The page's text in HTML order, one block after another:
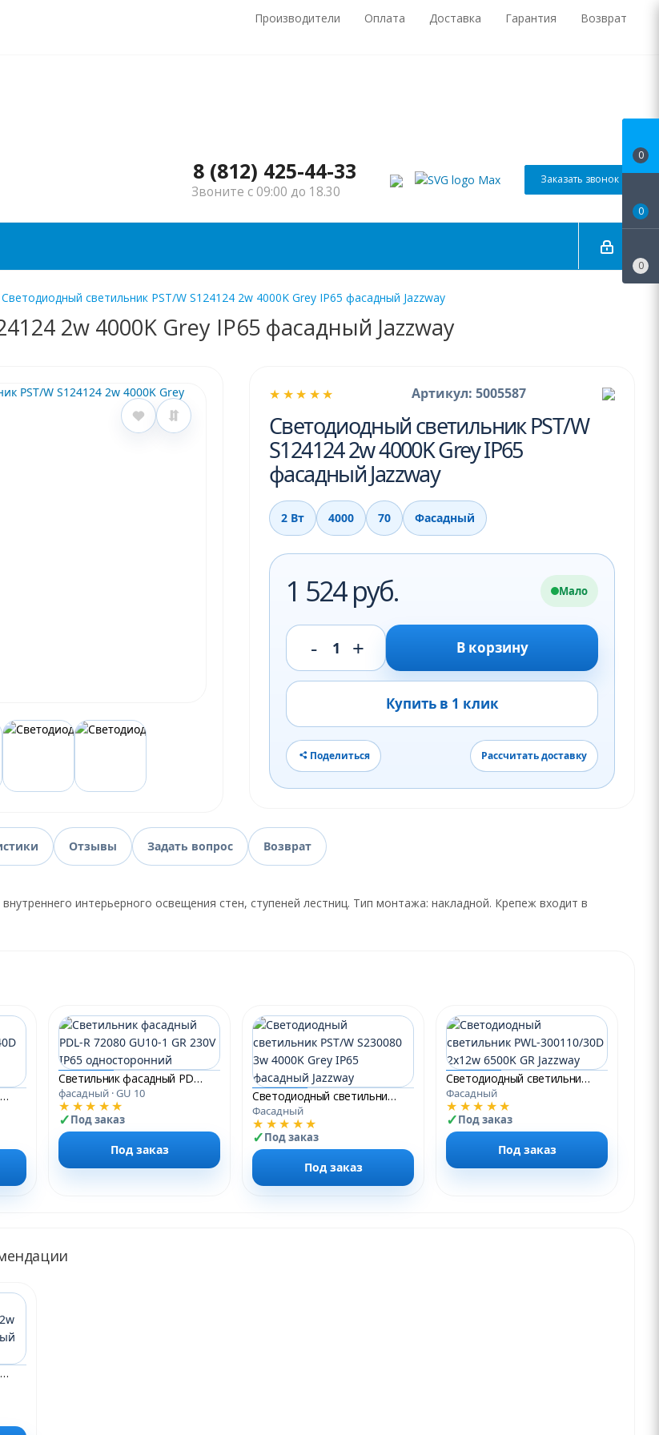
Производители Оплата Доставка Гарантия Возврат
8 (812) 425-44-33
Звоните с 09:00 до 18.30
Заказать звонок
Светодиодный светильник PST/W S124124 2w 4000K Grey IP65 фасадный Jazzway
2w 4000K Grey IP65 фасадный Jazzway
★★★★★ Артикул: 5005587
Светодиодный светильник PST/W
S124124 2w 4000K Grey IP65
фасадный Jazzway
2 Вт 4000 70 Фасадный
1 524 руб. Мало
- 1 + В корзину
Купить в 1 клик
Поделиться Рассчитать доставку
Отзывы Задать вопрос Возврат
интерьерного освещения стен, ступеней лестниц. Тип монтажа: накладной. Крепеж входит в
Светодиодный светильник PWL-12080/40D 2x4w 4000K GR IP65 230V/50Hz Jazzway
Светильник фасадный PDL-R 72080 GU10-1 GR 230V IP65 односторонний
фасадный · GU 10
★★★★★
Под заказ
Под заказ
Светодиодный светильник PST/W S230080 3w 4000K Grey IP65 фасадный Jazzway
Фасадный
★★★★★
Под заказ
Под заказ
Светодиодный светильник PWL-300110/30D 2x12w 6500K GR Jazzway
Фасадный
★★★★★
Под заказ
Под заказ
Светодиодный светильник PST/W R150 2w 4000K GREY IP65 фасадный Jazzway
0
0
0